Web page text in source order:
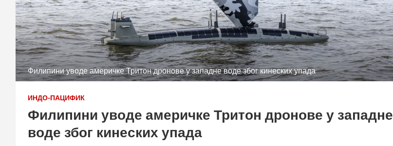
Филипини уводе америчке Тритон дронове у западне воде због кинеских упада
ИНДО-ПАЦИФИК
Филипини уводе америчке Тритон дронове у западне
воде због кинеских упада